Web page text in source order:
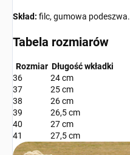
Skład: filc, gumowa podeszwa.
Tabela rozmiarów
Rozmiar Długość wkładki
36
24 cm
37
25 cm
38
26 cm
39
26,5 cm
40
27 cm
41
27,5 cm